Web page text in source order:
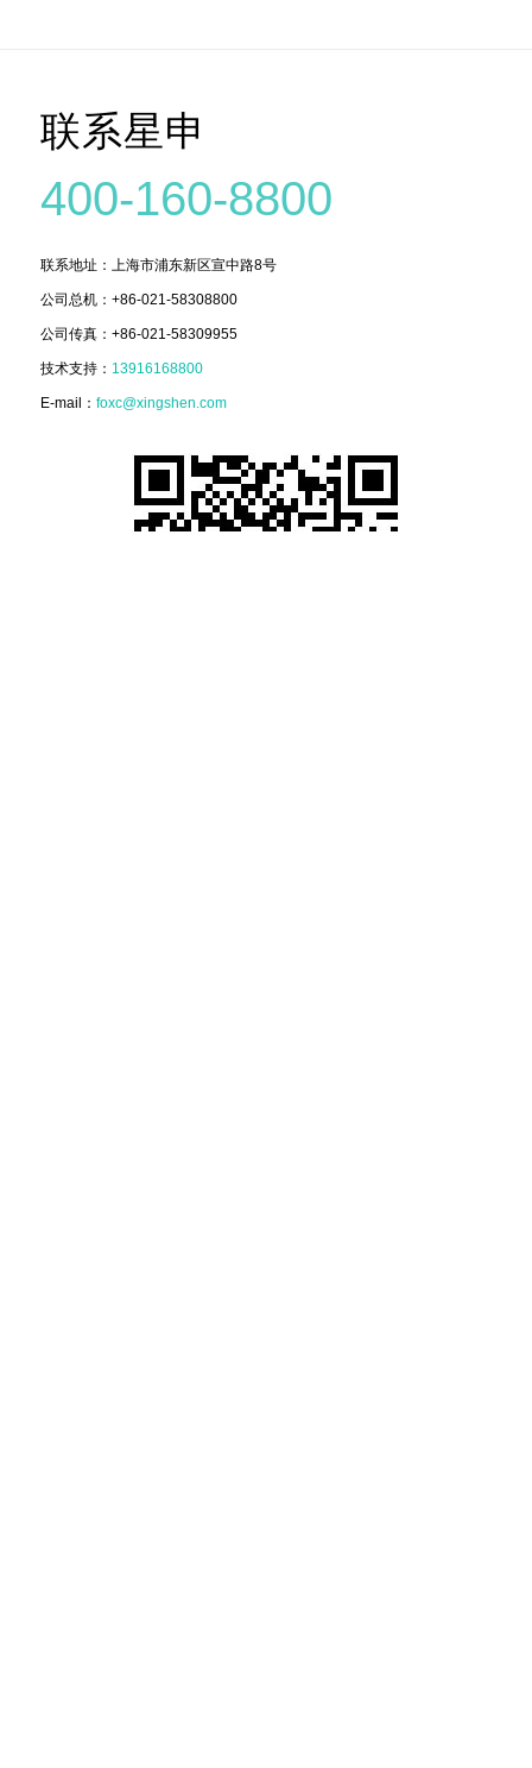
联系星申
400-160-8800
联系地址：上海市浦东新区宣中路8号
公司总机：+86-021-58308800
公司传真：+86-021-58309955
技术支持： 13916168800
E-mail： foxc@xingshen.com